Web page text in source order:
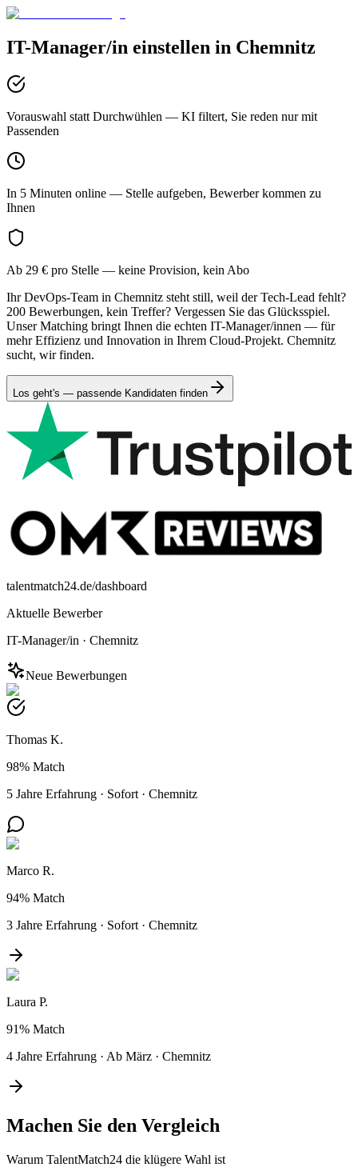
IT-Manager/in einstellen in Chemnitz
Vorauswahl statt Durchwühlen — KI filtert, Sie reden nur mit
Passenden
In 5 Minuten online — Stelle aufgeben, Bewerber kommen zu
Ihnen
Ab 29 € pro Stelle — keine Provision, kein Abo
Ihr DevOps-Team in Chemnitz steht still, weil der Tech-Lead fehlt?
200 Bewerbungen, kein Treffer? Vergessen Sie das Glücksspiel.
Unser Matching bringt Ihnen die echten IT-Manager/innen — für
mehr Effizienz und Innovation in Ihrem Cloud-Projekt. Chemnitz
sucht, wir finden.
Los geht's — passende Kandidaten finden
talentmatch24.de/dashboard
Aktuelle Bewerber
IT-Manager/in · Chemnitz
Neue Bewerbungen
Thomas K.
98% Match
5 Jahre Erfahrung · Sofort · Chemnitz
Marco R.
94% Match
3 Jahre Erfahrung · Sofort · Chemnitz
Laura P.
91% Match
4 Jahre Erfahrung · Ab März · Chemnitz
Machen Sie den Vergleich
Warum TalentMatch24 die klügere Wahl ist